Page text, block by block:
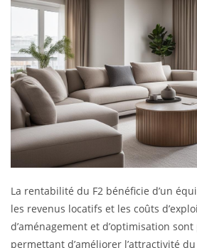
La rentabilité du F2 bénéficie d’un
les revenus locatifs et les coûts
d’aménagement et d’optimisation
permettant d’améliorer l’attractivité